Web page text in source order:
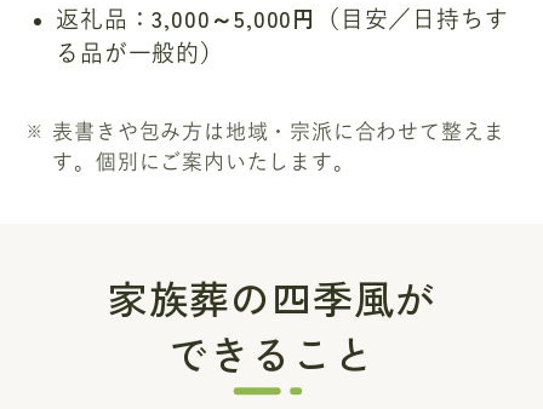
返礼品：3,000～5,000円
（目安／日持ちす
る品が一般的）
表書きや包み方は地域・宗派に合わせて整えま
す。個別にご案内いたします。
家族葬の四季風が
できること